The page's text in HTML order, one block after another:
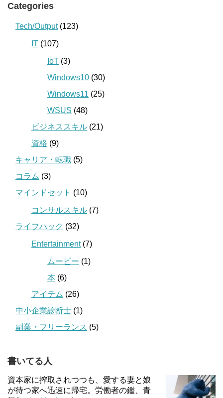
Categories
Tech/Output(123)
IT (107)
IoT (3)
Windows10 (30)
Windows11 (25)
WSUS (48)
ビジネススキル (21)
資格 (9)
キャリア・転職 (5)
コラム (3)
マインドセット (10)
コンサルスキル (7)
ライフハック (32)
Entertainment(7)
ムービー (1)
本 (6)
アイテム (26)
中小企業診断士 (1)
副業・フリーランス (5)
書いてる人
資本家に搾取されつつも、愛する妻と娘
が待つ家へ迅速に帰宅。労働者の鑑、青